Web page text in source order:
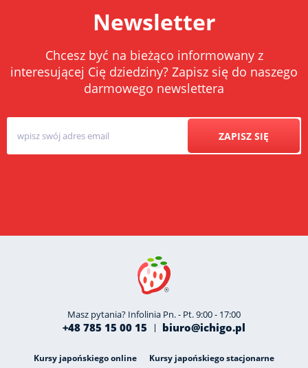
Newsletter
Chcesz być na bieżąco informowany z
interesującej Cię dziedziny? Zapisz się do naszego
darmowego newslettera
ZAPISZ SIĘ
Masz pytania? Infolinia Pn. - Pt. 9:00 - 17:00
+48 785 15 00 15 biuro@ichigo.pl
Kursy japońskiego online Kursy japońskiego stacjonarne